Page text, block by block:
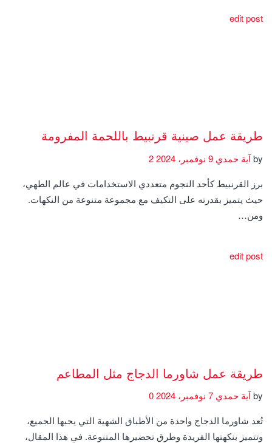
edit post
طريقة عمل صينية قرنبيط باللحمة المفرومة
byآية حمدي
برز القرنبيط كأحد النجوم متعددي الاستخدامات في عالم الطهي،
حيث يتميز بقدرته على التكيف مع مجموعة متنوعة من النكهات.
ومن…
edit post
طريقة عمل شاورما الدجاج مثل المطاعم
byآية حمدي
تُعد شاورما الدجاج واحدة من الأطباق الشهية التي يحبها الجميع،
وتتميز بنكهتها الفريدة وطرق تحضيرها المتنوعة. في هذا المقال،